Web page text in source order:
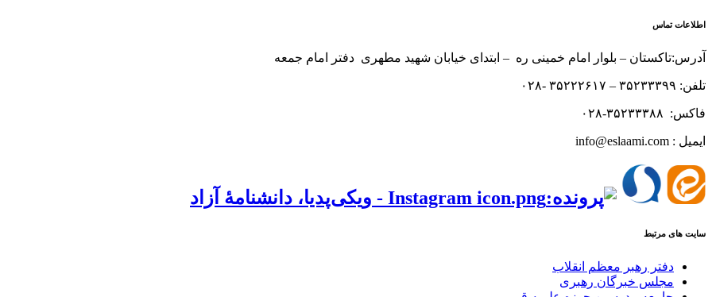
اطلاعات تماس
آدرس:تاکستان – بلوار امام خمینی ره – ابتدای خیابان شهید مطهری دفتر امام جمعه
تلفن: ۳۵۲۳۳۳۹۹ – ۳۵۲۲۲۶۱۷ -۰۲۸
فاکس: ۳۵۲۳۳۳۸۸-۰۲۸
ایمیل : info@eslaami.com
سایت های مرتبط
دفتر رهبر معظم انقلاب
مجلس خبرگان رهبری